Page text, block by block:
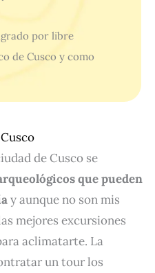
por libre
de Cusco y como
de Cusco se
que pueden
y aunque no son mis
mejores excursiones
aclimatarte. La
un tour los